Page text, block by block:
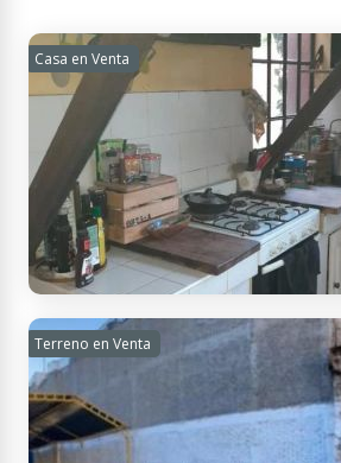
Casa en Venta
Vistalba, Mendoza, Argentina
Casa de 3 dormitorios en
3 habitaciones - 1 baño - 1
1000 m² Tot.
Terreno en Venta